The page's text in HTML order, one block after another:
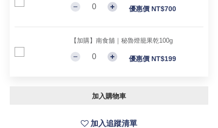
優惠價 NT$700
【加購】南食舖｜秘魯燈籠果乾100g
優惠價 NT$199
加入購物車
加入追蹤清單